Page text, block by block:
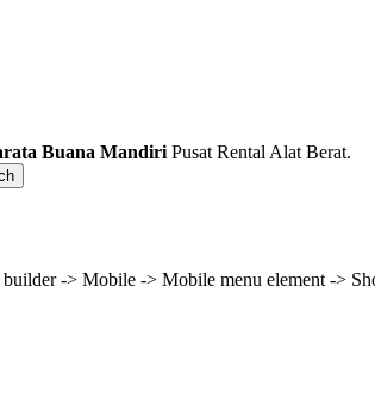
Buana Mandiri Pusat Rental Alat Berat.
builder -> Mobile -> Mobile menu element ->